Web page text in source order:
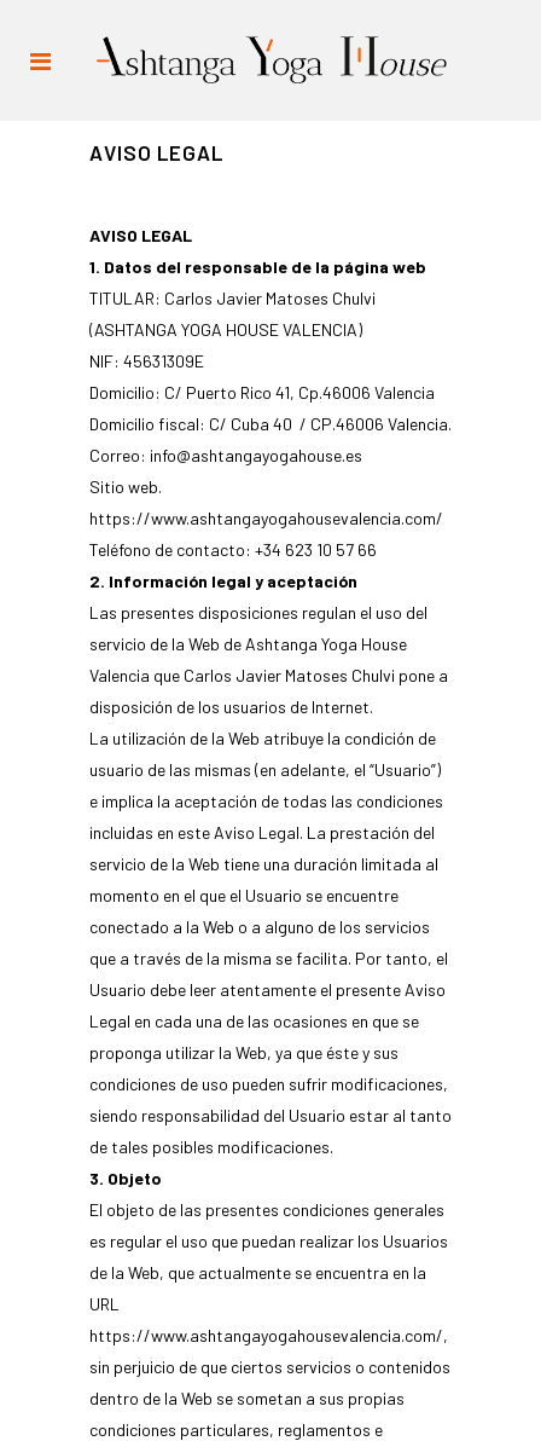
AVISO LEGAL
AVISO LEGAL
1. Datos del responsable de la página web
TITULAR: Carlos Javier Matoses Chulvi
(ASHTANGA YOGA HOUSE VALENCIA)
NIF: 45631309E
Domicilio: C/ Puerto Rico 41, Cp.46006 Valencia
Domicilio fiscal: C/ Cuba 40 / CP.46006 Valencia.
Correo: info@ashtangayogahouse.es
Sitio web.
https://www.ashtangayogahousevalencia.com/
Teléfono de contacto: +34 623 10 57 66
2. Información legal y aceptación
Las presentes disposiciones regulan el uso del
servicio de la Web de Ashtanga Yoga House
Valencia que Carlos Javier Matoses Chulvi pone a
disposición de los usuarios de Internet.
La utilización de la Web atribuye la condición de
usuario de las mismas (en adelante, el “Usuario”)
e implica la aceptación de todas las condiciones
incluidas en este Aviso Legal. La prestación del
servicio de la Web tiene una duración limitada al
momento en el que el Usuario se encuentre
conectado a la Web o a alguno de los servicios
que a través de la misma se facilita. Por tanto, el
Usuario debe leer atentamente el presente Aviso
Legal en cada una de las ocasiones en que se
proponga utilizar la Web, ya que éste y sus
condiciones de uso pueden sufrir modificaciones,
siendo responsabilidad del Usuario estar al tanto
de tales posibles modificaciones.
3. Objeto
El objeto de las presentes condiciones generales
es regular el uso que puedan realizar los Usuarios
de la Web, que actualmente se encuentra en la
URL
https://www.ashtangayogahousevalencia.com/,
sin perjuicio de que ciertos servicios o contenidos
dentro de la Web se sometan a sus propias
condiciones particulares, reglamentos e